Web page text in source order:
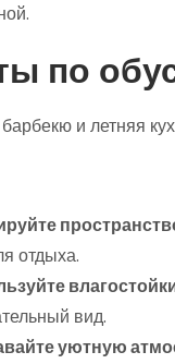
по
и летняя
отдыха.
вид.
уютную